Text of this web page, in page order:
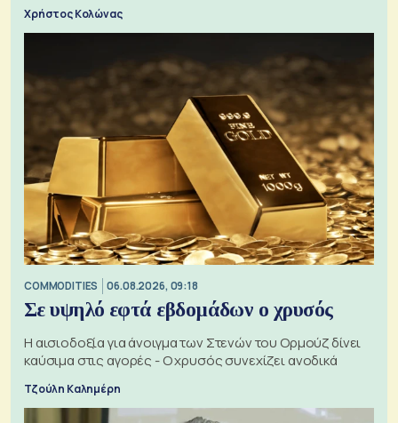
Χρήστος Κολώνας
COMMODITIES 06.08.2026, 09:18
Σε υψηλό εφτά εβδομάδων ο χρυσός
Η αισιοδοξία για άνοιγμα των Στενών του Ορμούζ δίνει
καύσιμα στις αγορές - Ο χρυσός συνεχίζει ανοδικά
Τζούλη Καλημέρη